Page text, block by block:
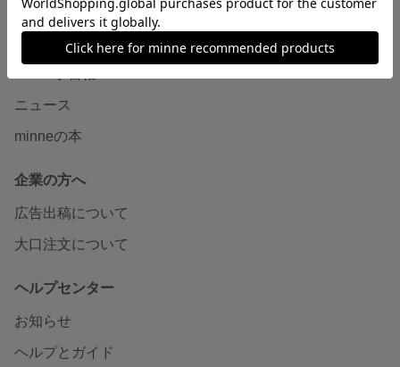
読みもの
minneとものづくりと
ニュース
minneの本
企業の方へ
広告出稿について
大口注文について
ヘルプセンター
お知らせ
ヘルプとガイド